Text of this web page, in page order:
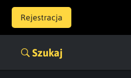
Rejestracja
Szukaj